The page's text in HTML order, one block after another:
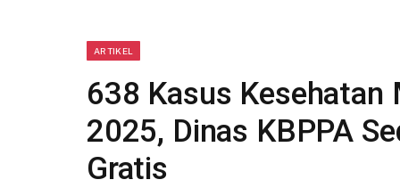
ARTIKEL
638 Kasus Kesehatan
2025, Dinas KBPPA
Gratis